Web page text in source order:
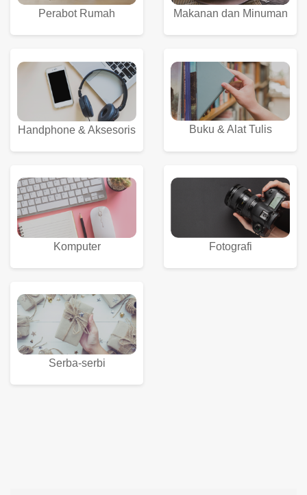
Perabot Rumah Makanan dan Minuman
Handphone & Aksesoris Buku & Alat Tulis
Komputer Fotografi
Serba-serbi